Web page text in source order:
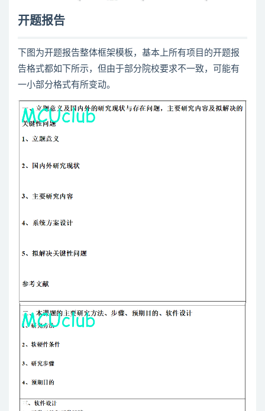
开题报告
下图为开题报告整体框架模板，基本上所有项目的开题报
告格式都如下所示，但由于部分院校要求不一致，可能有
一小部分格式有所变动。